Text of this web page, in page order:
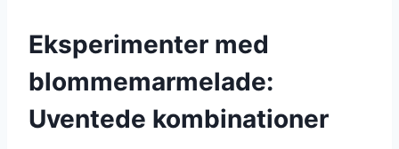
Eksperimenter med
blommemarmelade:
Uventede kombinationer